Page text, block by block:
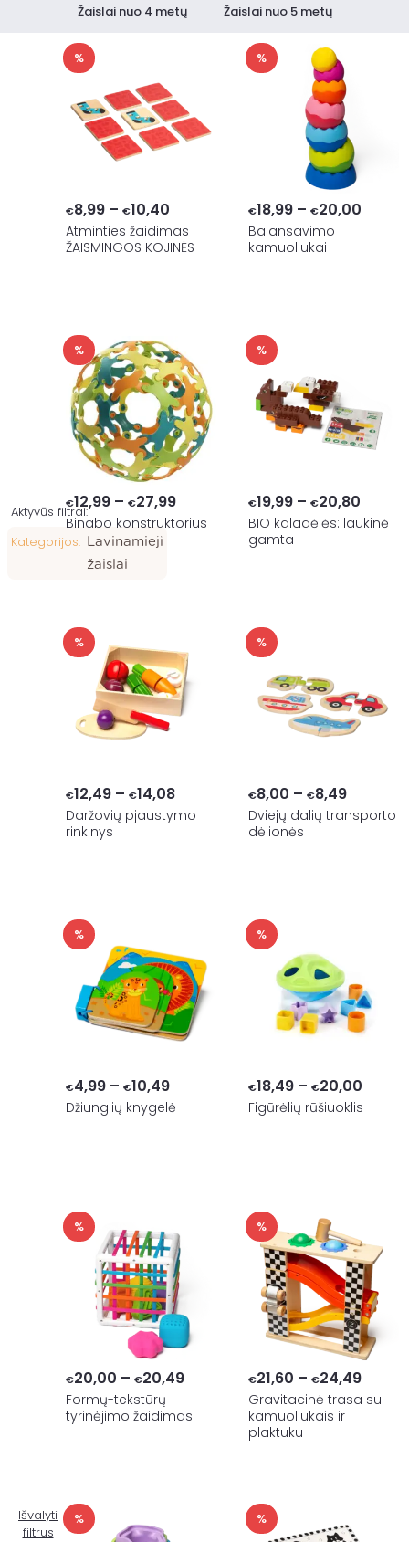
Žaislai nuo 4 metų
Žaislai nuo 5 metų
Aktyvūs filtrai:
Kategorijos: Lavinamieji
žaislai
×
Išvalyti
filtrus
%
€8,99 – €10,40Price
range:
€8,99
Atminties žaidimas
ŽAISMINGOS KOJINĖS
%
€18,99 – €20,00Price
Balansavimo
kamuoliukai
%
€12,99 – €27,99Price
range:
Binabo konstruktorius
%
€19,99 – €20,80Price
range:
BIO kaladėlės: laukinė
gamta
%
€12,49 – €14,08Price
range:
Daržovių pjaustymo
rinkinys
%
€8,00 – €8,49Price
range:
Dviejų dalių transporto
dėlionės
%
€4,99 – €10,49Price
range:
Džiunglių knygelė
%
€18,49 – €20,00Price
range:
Figūrėlių rūšiuoklis
%
€20,00 – €20,49Price
€20,00
Formų-tekstūrų
tyrinėjimo žaidimas
%
€21,60 – €24,49Price
range:
Gravitacinė trasa su
kamuoliukais ir
plaktuku
% %